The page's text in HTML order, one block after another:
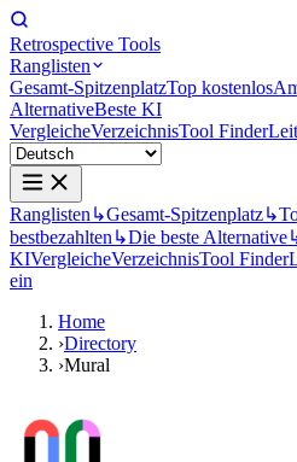
Retrospective Tools
Ranglisten
Gesamt-SpitzenplatzTop kostenlos
AlternativeBeste KI
VergleicheVerzeichnisTool Finder
Ranglisten ↳Gesamt-Spitzenplatz↳
bestbezahlten ↳Die beste Alternative
KIVergleicheVerzeichnisTool Finder
ein
Home
›Directory
›Mural